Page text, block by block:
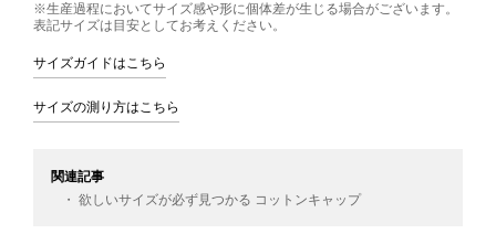
※生産過程においてサイズ感や形に個体差が生じる場合がございます。
表記サイズは目安としてお考えください。
サイズガイドはこちら
サイズの測り方はこちら
関連記事
・ 欲しいサイズが必ず見つかる コットンキャップ